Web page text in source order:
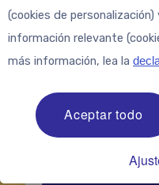
Grandes y
hierro. Porque sin
glóbulos rojos no
puedes mantener
tu bebé,
(cookies de
información relevante
más información, lea la
Aceptar todo